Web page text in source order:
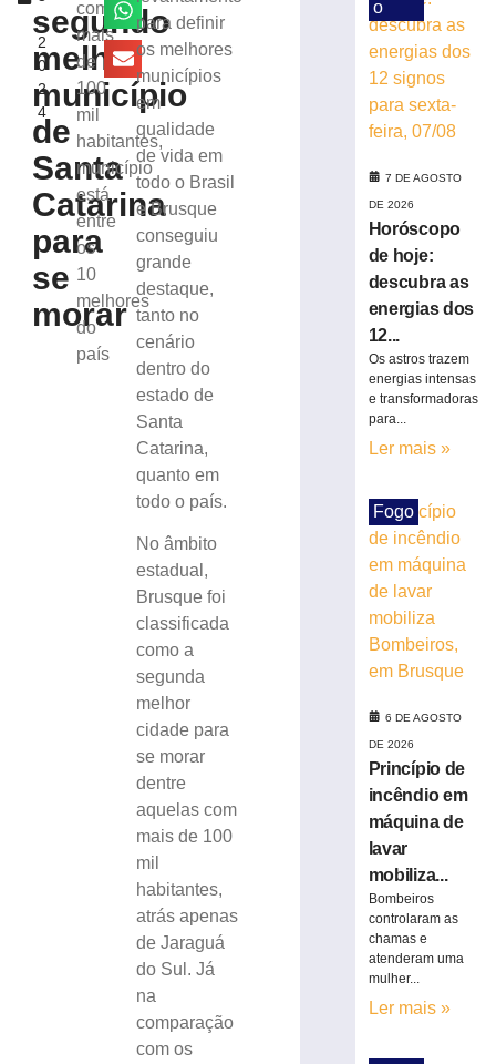
,
2
0
2
4
segundo
melhor
município
de
Santa
Catarina
para
se
morar
com
mais
de
100
mil
habitantes,
município
está
entre
os
10
melhores
do
país
para definir
os melhores
municípios
em
qualidade
de vida em
todo o Brasil
e Brusque
conseguiu
grande
destaque,
tanto no
cenário
dentro do
estado de
Santa
Catarina,
quanto em
todo o país.
No âmbito
estadual,
Brusque foi
classificada
como a
segunda
melhor
cidade para
se morar
dentre
aquelas com
mais de 100
mil
habitantes,
atrás apenas
de Jaraguá
do Sul. Já
na
comparação
com os
signos
sexta-
feira,
Samae
prepara
programação
celebrar
seus
anos
história
Visita
mediada
escultor
Theichmann
aproxima
o
7 DE AGOSTO
DE 2026
Horóscopo
de hoje:
descubra as
energias dos
12...
Os astros trazem
energias intensas
e transformadoras
para...
Ler mais »
Fogo
6 DE AGOSTO
DE 2026
Princípio de
incêndio em
máquina de
lavar
mobiliza...
Bombeiros
controlaram as
chamas e
atenderam uma
mulher...
Ler mais »